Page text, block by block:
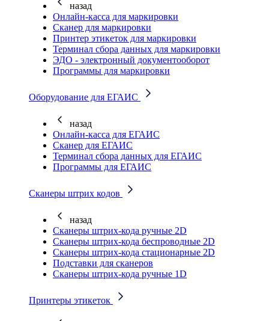
назад
Онлайн-касса для маркировки
Сканер для маркировки
Принтер этикеток для маркировки
Терминал сбора данных для маркировки
ЭДО - электронный документооборот
Программы для маркировки
Оборудование для ЕГАИС
назад
Онлайн-касса для ЕГАИС
Сканер для ЕГАИС
Терминал сбора данных для ЕГАИС
Программы для ЕГАИС
Сканеры штрих кодов
назад
Сканеры штрих-кода ручные 2D
Сканеры штрих-кода беспроводные 2D
Cканеры штрих-кода стационарные 2D
Подставки для сканеров
Сканеры штрих-кода ручные 1D
Принтеры этикеток